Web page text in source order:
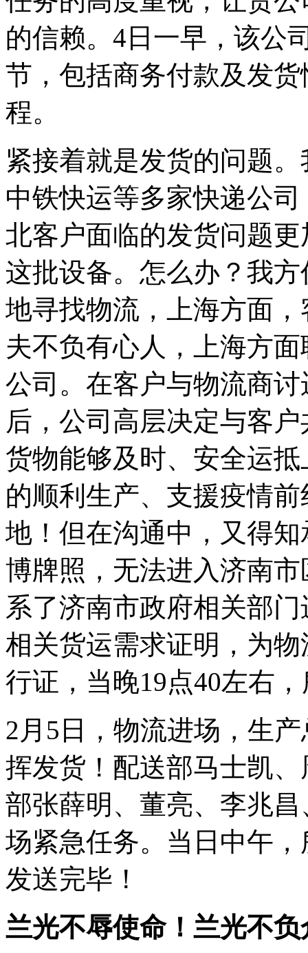
的信赖。4日一早，该公
节，包括商务付款及发
程。
紧接着就是发货的问题
中铁快运等多家快递公
北客户面临的发货问题
这批设备。怎么办？我
地寻找物流，上海方面
夫不负有心人，上海方
公司。在客户与物流商
后，公司高层决定与客
货物能够及时、安全运
的顺利生产、支援疫情
地！但在沟通中，又得
博牌照，无法进入济南
系了济南市政府相关部
相关货运需求证明，为
行证，当晚19点40左右
2月5日，物流进场，生
挥发货！配送部马士凯
部张薛明、董亮、李兆
场紧急任务。当日中午
发送完毕！
兰光不辱使命！兰光不负